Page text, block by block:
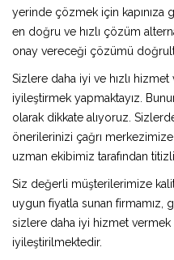
yerinde çözmek için kapınıza
en doğru ve hızlı çözüm
onay vereceği çözümü
Sizlere daha iyi ve hızlı hizmet
iyileştirmek yapmaktayız.
olarak dikkate alıyoruz.
önerilerinizi çağrı
uzman ekibimiz tarafından
Siz değerli müşterilerimize
uygun fiyatla sunan firmamız,
sizlere daha iyi hizmet
iyileştirilmektedir.